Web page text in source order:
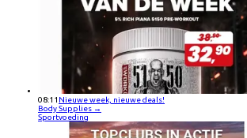
08:11 Nieuwe week, nieuwe deals!
Body Supplies →
Sportvoeding